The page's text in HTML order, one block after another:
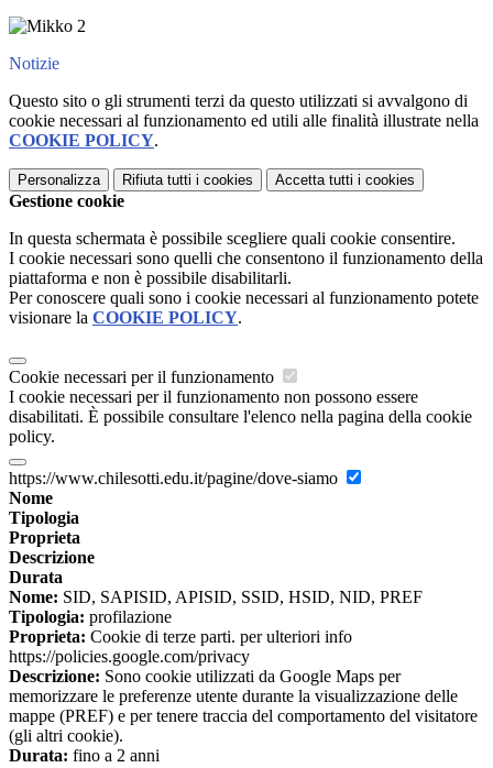
Notizie
Questo sito o gli strumenti terzi da questo utilizzati si avvalgono di
cookie necessari al funzionamento ed utili alle finalità illustrate nella
COOKIE POLICY.
Personalizza Rifiuta tutti i cookies Accetta tutti i cookies
Gestione cookie
In questa schermata è possibile scegliere quali cookie consentire.
I cookie necessari sono quelli che consentono il funzionamento della
piattaforma e non è possibile disabilitarli.
Per conoscere quali sono i cookie necessari al funzionamento potete
visionare la COOKIE POLICY.
Cookie necessari per il funzionamento
I cookie necessari per il funzionamento non possono essere
disabilitati. È possibile consultare l'elenco nella pagina della cookie
policy.
https://www.chilesotti.edu.it/pagine/dove-siamo
Nome
Tipologia
Proprieta
Descrizione
Durata
Nome: SID, SAPISID, APISID, SSID, HSID, NID, PREF
Tipologia: profilazione
Proprieta: Cookie di terze parti. per ulteriori info
https://policies.google.com/privacy
Descrizione: Sono cookie utilizzati da Google Maps per
memorizzare le preferenze utente durante la visualizzazione delle
mappe (PREF) e per tenere traccia del comportamento del visitatore
(gli altri cookie).
Durata: fino a 2 anni